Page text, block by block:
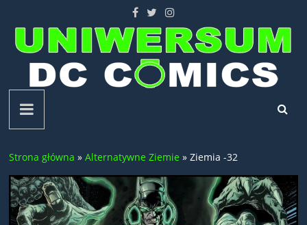
content
Uniwersum
DC
Comics
Strona główna »Alternatywne Ziemie »Ziemia -32